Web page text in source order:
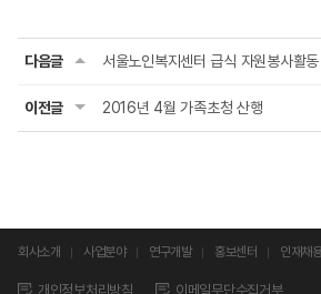
다음글 서울노인복지센터 급식 자원봉사활동
이전글 2016년 4월 가족초청 산행
회사소개 사업분야 연구개발 홍보센터 인재채
개인정보처리방침 이메일무단수집거부